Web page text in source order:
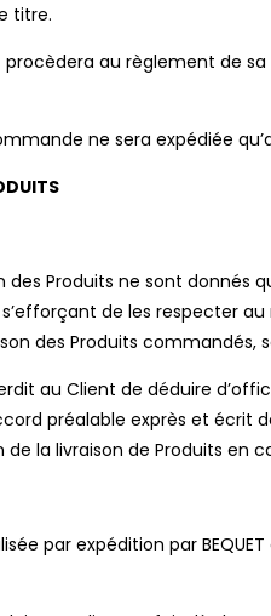
titre.
au règlement de
ne sera expédiée
des Produits ne sont
s’efforçant de les respecter
des Produits commandés,
au Client de déduire
préalable exprès et écrit
la livraison de Produits en
par expédition par